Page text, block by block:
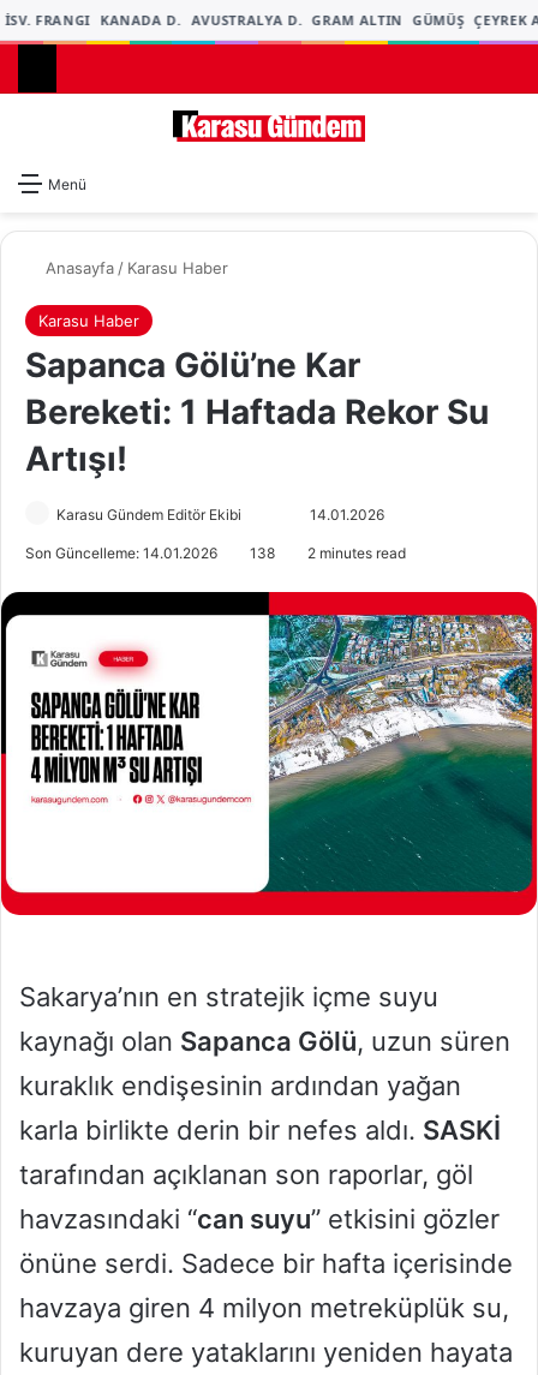
FRANGI KANADA D. AVUSTRALYA D. GRAM ALTIN GÜMÜŞ ÇEYREK
Menü
Anasayfa / Karasu Haber
Karasu Haber
Sapanca Gölü’ne Kar
Bereketi: 1 Haftada Rekor Su
Artışı!
Karasu Gündem Editör Ekibi
o
w
o
n
X
-
p
o
s
t
a
g
n
d
e
e
k
14.01.2026
Son Güncelleme: 14.01.2026 138 2 minutes read
Sakarya’nın en stratejik içme suyu
kaynağı olan Sapanca Gölü, uzun süren
kuraklık endişesinin ardından yağan
karla birlikte derin bir nefes aldı. SASKİ
tarafından açıklanan son raporlar, göl
havzasındaki “can suyu” etkisini gözler
önüne serdi. Sadece bir hafta içerisinde
havzaya giren 4 milyon metreküplük su,
kuruyan dere yataklarını yeniden hayata